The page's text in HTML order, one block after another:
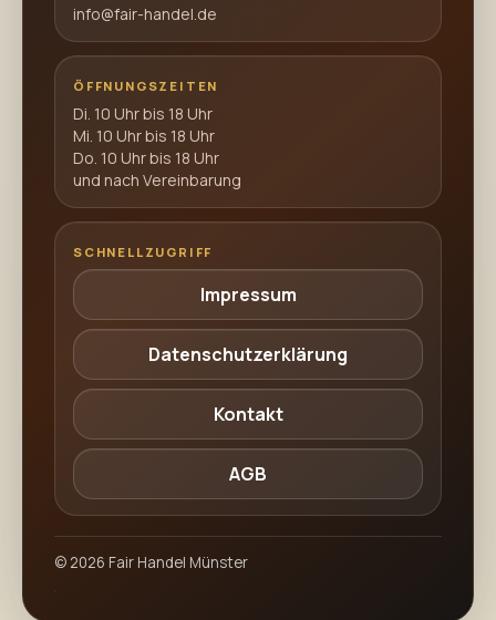
info@fair-handel.de
ÖFFNUNGSZEITEN
Di. 10 Uhr bis 18 Uhr
Mi. 10 Uhr bis 18 Uhr
Do. 10 Uhr bis 18 Uhr
und nach Vereinbarung
SCHNELLZUGRIFF
Impressum
Datenschutzerklärung
Kontakt
AGB
© 2026 Fair Handel Münster